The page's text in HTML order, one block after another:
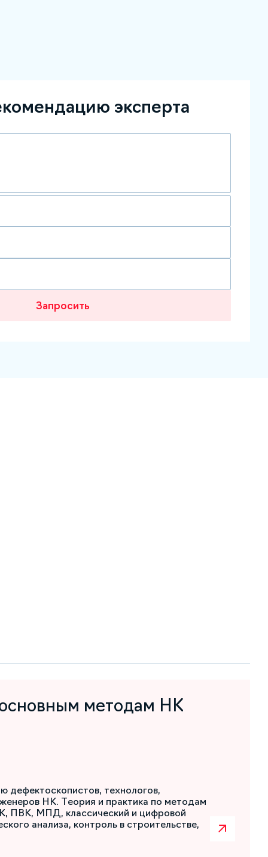
эксперта
Запросить
методам НК
дефектоскопистов, технологов,
НК. Теория и практика по методам
ПВК, МПД, классический и цифровой
анализа, контроль в строительстве,